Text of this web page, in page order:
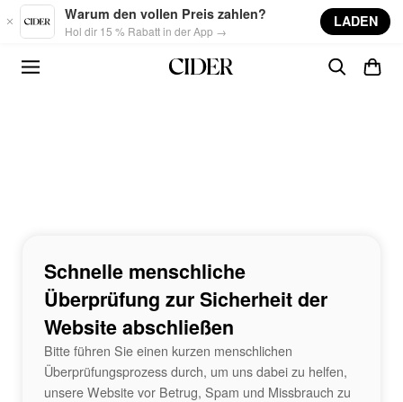
Skip to main content
Warum den vollen Preis zahlen?
Hol dir 15 % Rabatt in der App →
LADEN
Schnelle menschliche
Überprüfung zur Sicherheit der
Website abschließen
Bitte führen Sie einen kurzen menschlichen
Überprüfungsprozess durch, um uns dabei zu helfen,
unsere Website vor Betrug, Spam und Missbrauch zu